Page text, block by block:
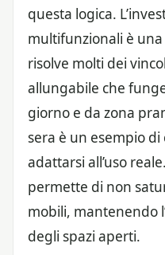
questa logica.
multifunzionali è
risolve molti dei
allungabile che
giorno e da zona
sera è un esempio di
adattarsi all’uso
permette di non
mobili, mantenendo
degli spazi aperti.